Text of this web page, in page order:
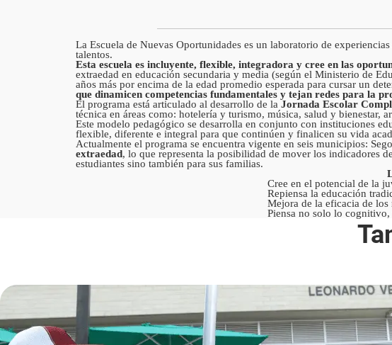
La Escuela de Nuevas Oportunidades es un laboratorio de
talentos.
Esta escuela es incluyente, flexible, integradora y cree en las
extraedad en educación secundaria y media (según el Ministerio de
años más por encima de la edad promedio esperada para cursar un
que dinamicen competencias fundamentales y tejan redes para la
El programa está articulado al desarrollo de la Jornada Escolar
técnica en áreas como: hotelería y turismo, música, salud y bienestar,
Este modelo pedagógico se desarrolla en conjunto con instituciones
flexible, diferente e integral para que continúen y finalicen su vida
Actualmente el programa se encuentra vigente en seis municipios:
extraedad, lo que representa la posibilidad de mover los indicadores
estudiantes sino también para sus familias.
Cree en el potencial de la
Repiensa la educación
Mejora de la eficacia de
Piensa no solo lo